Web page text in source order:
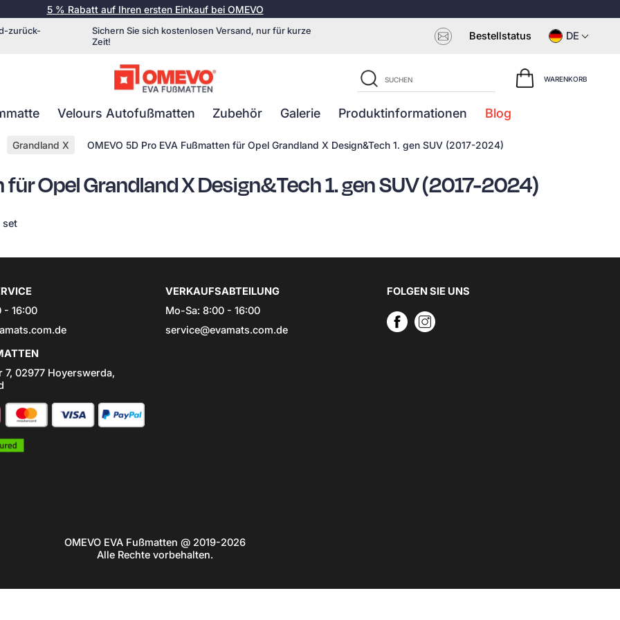
5 % Rabatt auf Ihren ersten Einkauf bei OMEVO
zurück-
Sichern Sie sich kostenlosen Versand, nur für kurze
Zeit!
Bestellstatus DE
WARENKORB
Velours Autofußmatten Zubehör Galerie Produktinformationen Blog
Grandland X OMEVO 5D Pro EVA Fußmatten für Opel Grandland X Design&Tech 1. gen SUV (2017-2024)
Opel Grandland X Design&Tech 1. gen SUV (2017-2024)
set
- 16:00
7, 02977 Hoyerswerda,
VERKAUFSABTEILUNG
Mo-Sa: 8:00 - 16:00
service@evamats.com.de
FOLGEN SIE UNS
OMEVO EVA Fußmatten @ 2019-2026
Alle Rechte vorbehalten.